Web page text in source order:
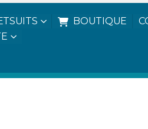
BOUTIQUE